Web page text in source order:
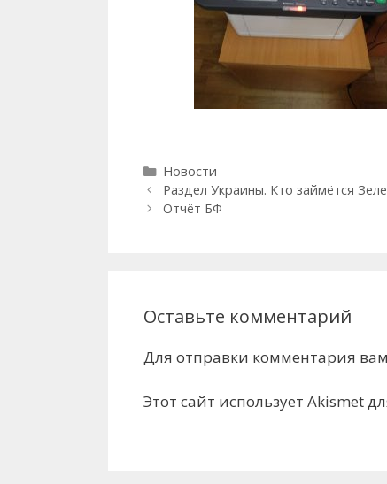
Рубрики
Новости
Раздел Украины. Кто займётся
Отчёт БФ
Оставьте комментарий
Для отправки комментария
Этот сайт использует Akismet